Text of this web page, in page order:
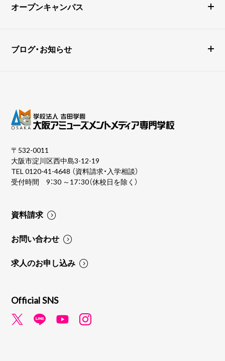
オープンキャンパス
ブログ・お知らせ
〒532-0011
大阪市淀川区西中島3-12-19
TEL0120-41-4648 （資料請求・入学相談）
受付時間 9：30 ～17：30（休校日を除く）
資料請求
お問い合わせ
求人のお申し込み
Official SNS